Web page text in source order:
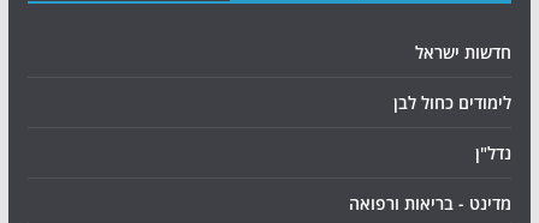
חדשות ישראל
לימודים כחול לבן
נדל"ן
מדינט - בריאות ורפואה